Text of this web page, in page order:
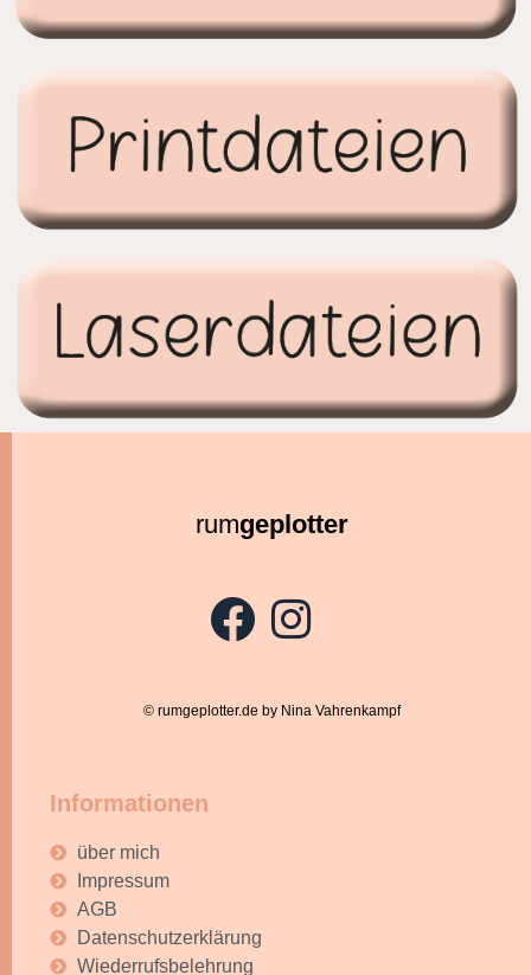
rumgeplotter
© rumgeplotter.de by Nina Vahrenkampf
Informationen
über mich
Impressum
AGB
Datenschutzerklärung
Wiederrufsbelehrung